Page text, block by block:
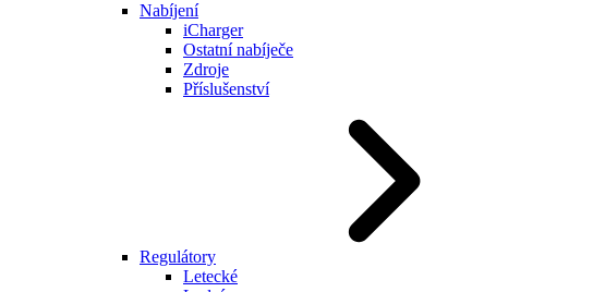
Nabíjení
iCharger
Ostatní nabíječe
Zdroje
Příslušenství
Regulátory
Letecké